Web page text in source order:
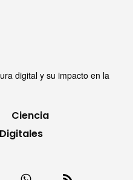
digital y su impacto en la
Ciencia